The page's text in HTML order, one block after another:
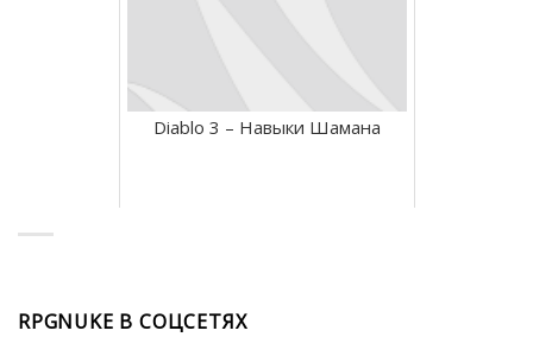
Diablo 3 – Навыки Шамана
RPGNUKE В СОЦСЕТЯХ